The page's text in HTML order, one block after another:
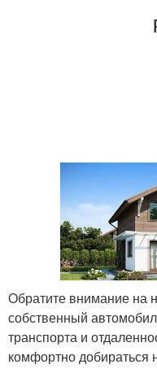
Обратите внимание на
собственный
транспорта и
комфортно добираться